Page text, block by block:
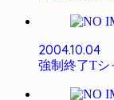
2004.10.04
強制終了Tシ